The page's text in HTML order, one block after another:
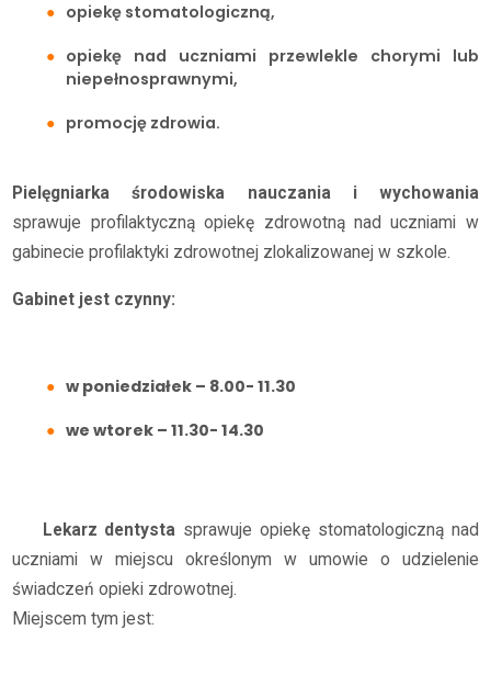
opiekę stomatologiczną,
opiekę nad uczniami przewlekle chorymi lub
niepełnosprawnymi,
promocję zdrowia.
Pielęgniarka środowiska nauczania i wychowania
sprawuje profilaktyczną opiekę zdrowotną nad uczniami w
gabinecie profilaktyki zdrowotnej zlokalizowanej w szkole.
Gabinet jest czynny:
w poniedziałek – 8.00- 11.30
we wtorek – 11.30- 14.30
Lekarz dentysta sprawuje opiekę stomatologiczną nad
uczniami w miejscu określonym w umowie o udzielenie
świadczeń opieki zdrowotnej.
Miejscem tym jest: